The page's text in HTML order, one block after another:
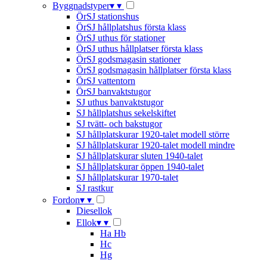
Byggnadstyper▾ ▾
ÖrSJ stationshus
ÖrSJ hållplatshus första klass
ÖrSJ uthus för stationer
ÖrSJ uthus hållplatser första klass
ÖrSJ godsmagasin stationer
ÖrSJ godsmagasin hållplatser första klass
ÖrSJ vattentorn
ÖrSJ banvaktstugor
SJ uthus banvaktstugor
SJ hållplatshus sekelskiftet
SJ tvätt- och bakstugor
SJ hållplatskurar 1920-talet modell större
SJ hållplatskurar 1920-talet modell mindre
SJ hållplatskurar sluten 1940-talet
SJ hållplatskurar öppen 1940-talet
SJ hållplatskurar 1970-talet
SJ rastkur
Fordon▾ ▾
Diesellok
Ellok▾ ▾
Ha Hb
Hc
Hg